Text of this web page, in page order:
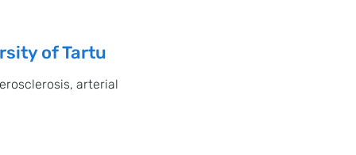
of Tartu
arterial